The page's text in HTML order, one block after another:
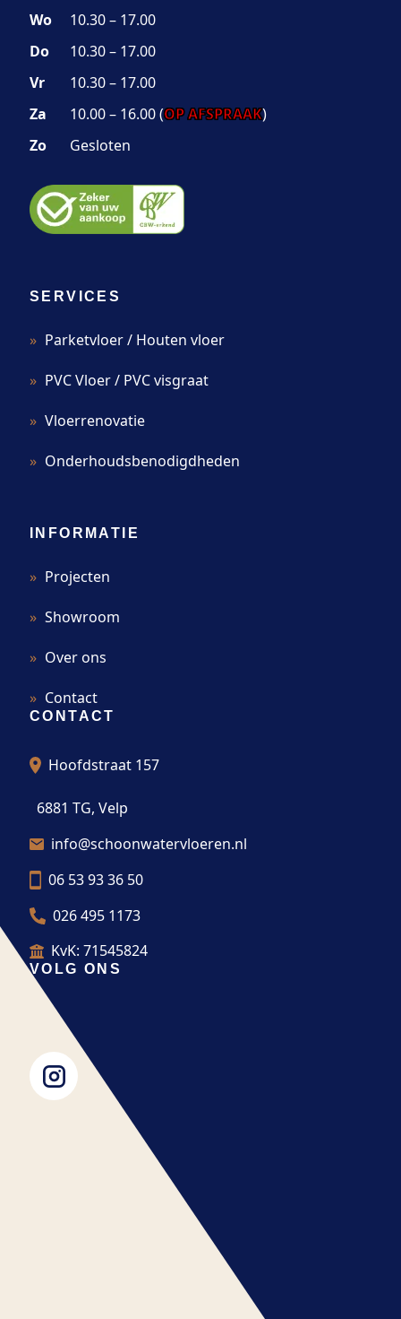
Wo
10.30 – 17.00
Do
10.30 – 17.00
Vr
10.30 – 17.00
Za
10.00 – 16.00 (OP AFSPRAAK)
Zo
Gesloten
SERVICES
Parketvloer / Houten vloer
PVC Vloer / PVC visgraat
Vloerrenovatie
Onderhoudsbenodigdheden
INFORMATIE
Projecten
Showroom
Over ons
Contact
CONTACT
Hoofdstraat 157
6881 TG, Velp
info@schoonwatervloeren.nl
06 53 93 36 50
026 495 1173
KvK: 71545824
VOLG ONS
Algemene Voorwaarden
Zaterdag 1 augustus t/m dinsdag 11 augustus zijn